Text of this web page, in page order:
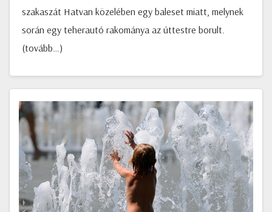
szakaszát Hatvan közelében egy baleset miatt, melynek
során egy teherautó rakománya az úttestre borult.
(tovább…)